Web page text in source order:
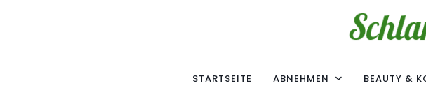
Schlanke-
MAGERSUCHT. BULIMIE. ADIPOSITAS?
STARTSEITE
ABNEHMEN BEAUTY &